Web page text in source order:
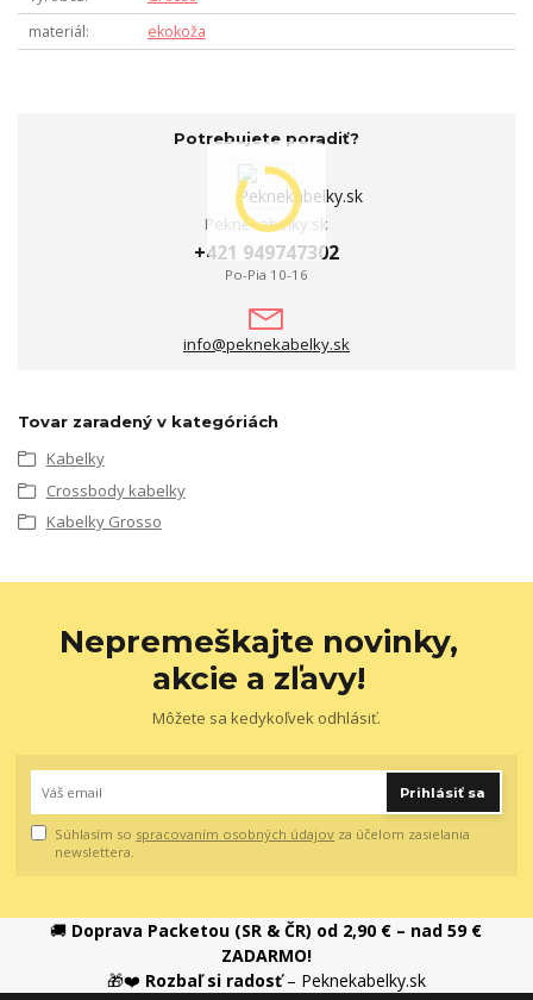
materiál
ekokoža
Potrebujete poradiť?
Peknekabelky.sk
+421 949747302
Po-Pia 10-16
info@peknekabelky.sk
Tovar zaradený v kategóriách
Kabelky
Crossbody kabelky
Kabelky Grosso
Nepremeškajte novinky,
akcie a zľavy!
Môžete sa kedykoľvek odhlásiť.
Prihlásiť sa
Súhlasím so spracovaním osobných údajov za účelom zasielania
newslettera.
🚚 Doprava Packetou (SR & ČR) od 2,90 € – nad 59 €
ZADARMO!
🎁❤️ Rozbaľ si radosť– Peknekabelky.sk